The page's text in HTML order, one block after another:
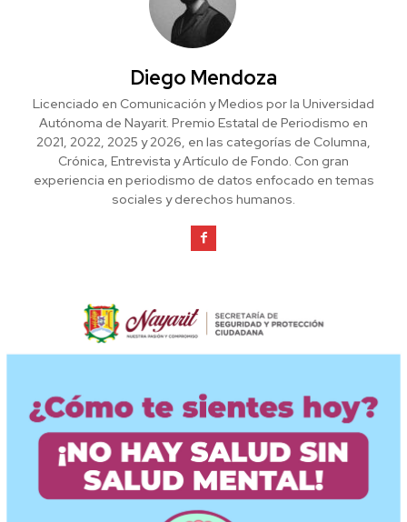
Diego Mendoza
Licenciado en Comunicación y Medios por la Universidad
Autónoma de Nayarit. Premio Estatal de Periodismo en
2021, 2022, 2025 y 2026, en las categorías de Columna,
Crónica, Entrevista y Artículo de Fondo. Con gran
experiencia en periodismo de datos enfocado en temas
sociales y derechos humanos.